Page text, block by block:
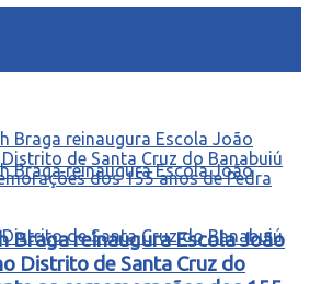
Braga reinaugura Escola João
Distrito de Santa Cruz do